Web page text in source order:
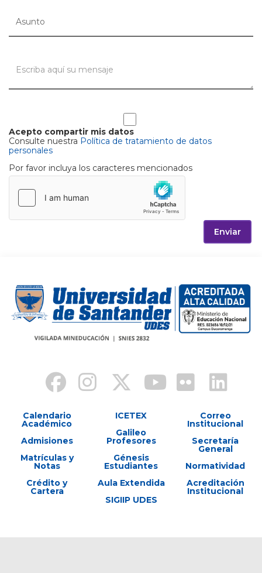
Acepto compartir mis datos
Consulte nuestra Política de tratamiento de datos
personales
Por favor incluya los caracteres mencionados
Enviar
Calendario
Académico
Admisiones
Matrículas y
Notas
Crédito y
Cartera
ICETEX
Galileo
Profesores
Génesis
Estudiantes
Aula Extendida
SIGIIP UDES
Correo
Institucional
Secretaría
General
Normatividad
Acreditación
Institucional